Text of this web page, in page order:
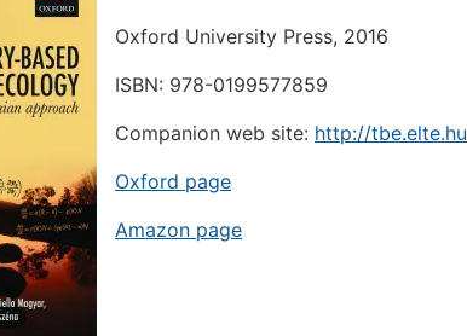
Oxford University Press, 2016
ISBN: 978-0199577859
Companion web site: http://tbe.elte.hu
Oxford page
Amazon page